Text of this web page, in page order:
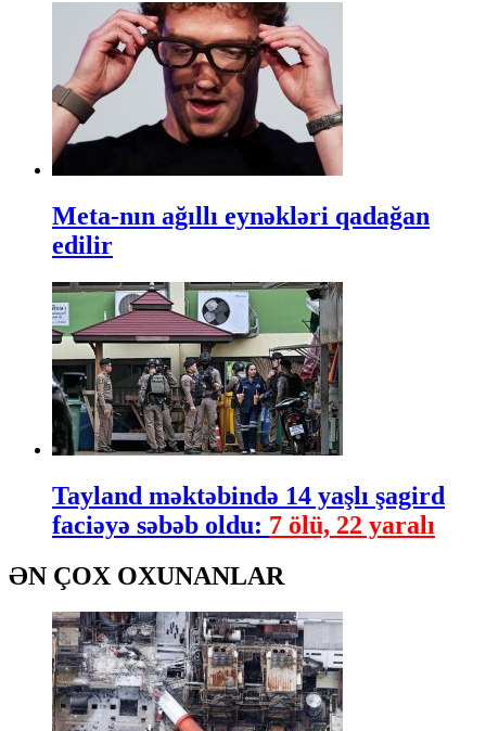
Meta-nın ağıllı eynəkləri qadağan
edilir
Tayland məktəbində 14 yaşlı şagird
faciəyə səbəb oldu: 7 ölü, 22 yaralı
ƏN ÇOX OXUNANLAR